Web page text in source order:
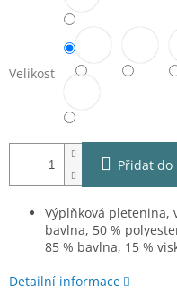
Velikost
Přidat do
Výplňková pletenina,
bavlna, 50 %
85 % bavlna, 15 %
Detailní informace